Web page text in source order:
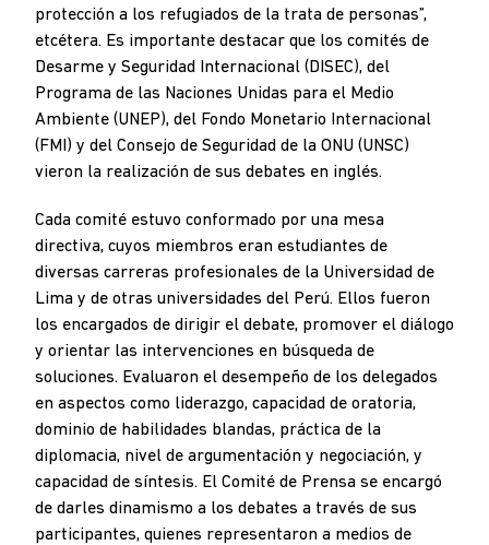
protección a los refugiados de la trata de personas”,
etcétera. Es importante destacar que los comités de
Desarme y Seguridad Internacional (DISEC), del
Programa de las Naciones Unidas para el Medio
Ambiente (UNEP), del Fondo Monetario Internacional
(FMI) y del Consejo de Seguridad de la ONU (UNSC)
vieron la realización de sus debates en inglés.
Cada comité estuvo conformado por una mesa
directiva, cuyos miembros eran estudiantes de
diversas carreras profesionales de la Universidad de
Lima y de otras universidades del Perú. Ellos fueron
los encargados de dirigir el debate, promover el diálogo
y orientar las intervenciones en búsqueda de
soluciones. Evaluaron el desempeño de los delegados
en aspectos como liderazgo, capacidad de oratoria,
dominio de habilidades blandas, práctica de la
diplomacia, nivel de argumentación y negociación, y
capacidad de síntesis. El Comité de Prensa se encargó
de darles dinamismo a los debates a través de sus
participantes, quienes representaron a medios de